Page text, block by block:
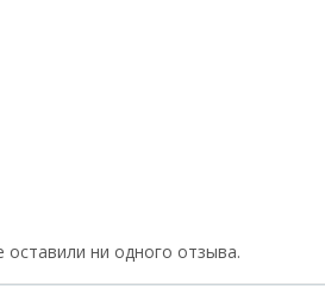
ни одного отзыва.